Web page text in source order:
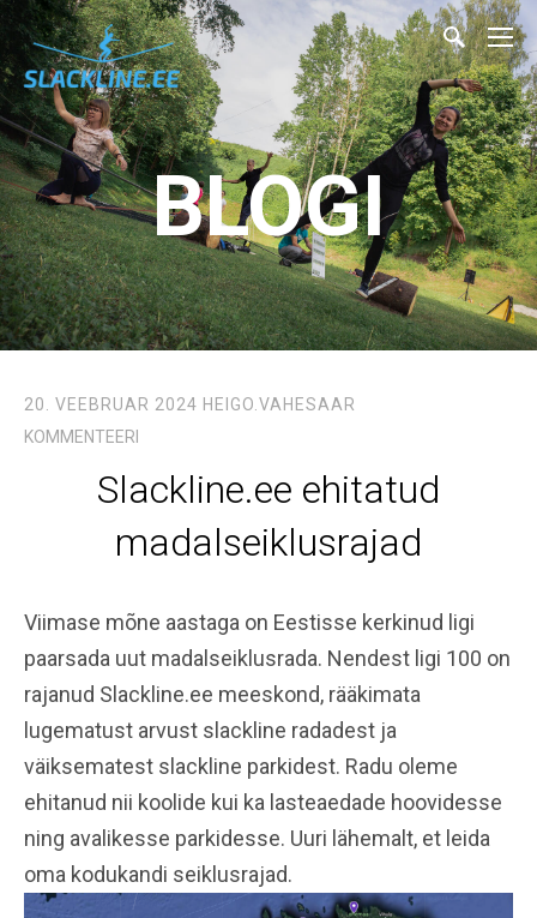
BLOGI
20. VEEBRUAR 2024 HEIGO.VAHESAAR
KOMMENTEERI
Slackline.ee ehitatud
madalseiklusrajad
Viimase mõne aastaga on Eestisse kerkinud ligi
paarsada uut madalseiklusrada. Nendest ligi 100 on
rajanud Slackline.ee meeskond, rääkimata
lugematust arvust slackline radadest ja
väiksematest slackline parkidest. Radu oleme
ehitanud nii koolide kui ka lasteaedade hoovidesse
ning avalikesse parkidesse. Uuri lähemalt, et leida
oma kodukandi seiklusrajad.